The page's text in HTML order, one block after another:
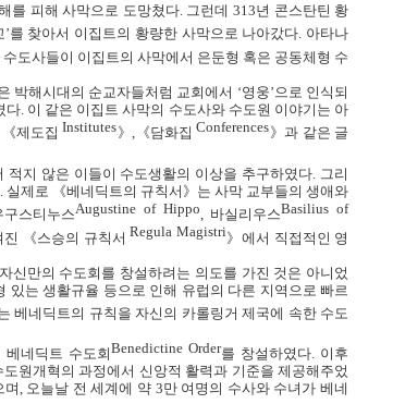
를 피해 사막으로 도망쳤다. 그런데 313년 콘스탄틴 황
를 찾아서 이집트의 황량한 사막으로 나아갔다. 아타나
도사들이 이집트의 사막에서 은둔형 혹은 공동체형 수
박해시대의 순교자들처럼 교회에서 ‘영웅’으로 인식되
다. 이 같은 이집트 사막의 수도사와 수도원 이야기는 아
《제도집Institutes》, 《담화집Conferences》과 같은 글
적지 않은 이들이 수도생활의 이상을 추구하였다 그리
실제로 《베네딕트의 규칙서》는 사막 교부들의 생애와
구스티누스Augustine of Hippo, 바실리우스Basilius of
진 《스승의 규칙서Regula Magistri》에서 직접적인 영
신만의 수도회를 창설하려는 의도를 가진 것은 아니었
있는 생활규율 등으로 인해 유럽의 다른 지역으로 빠르
베네딕트의 규칙을 자신의 카롤링거 제국에 속한 수도
베네딕트 수도회Benedictine Order를 창설하였다. 이후
원개혁의 과정에서 신앙적 활력과 기준을 제공해주었
며, 오늘날 전 세계에 약3만 여명의 수사와 수녀가 베네